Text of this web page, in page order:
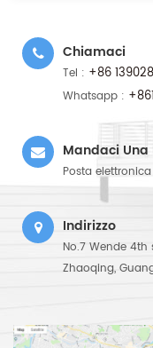
Chiamaci
Tel : +86
Whatsapp :
Mandaci Una
Posta
Indirizzo
No.7 Wende 4th
Zhaoqing,